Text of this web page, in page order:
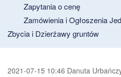
Zapytania o cenę
Zamówienia i Ogłoszenia
Zbycia i Dzierżawy gruntów
2021-07-15 10:46 Danuta